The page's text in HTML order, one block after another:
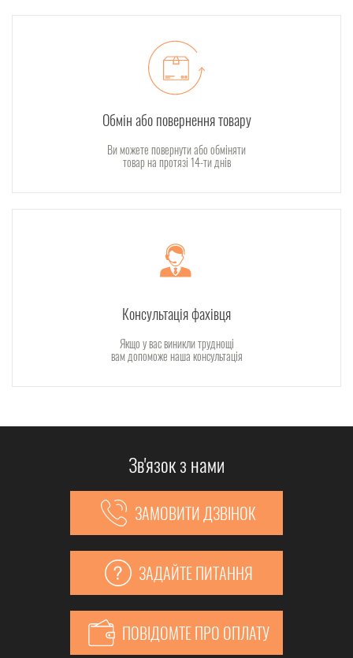
Обмін або повернення товару
Ви можете повернути або обміняти
товар на протязі 14-ти днів
Консультація фахівця
Якщо у вас виникли труднощі
вам допоможе наша консультація
Зв'язок з нами
ЗАМОВИТИ ДЗВІНОК
ЗАДАЙТЕ ПИТАННЯ
ПОВІДОМТЕ ПРО ОПЛАТУ